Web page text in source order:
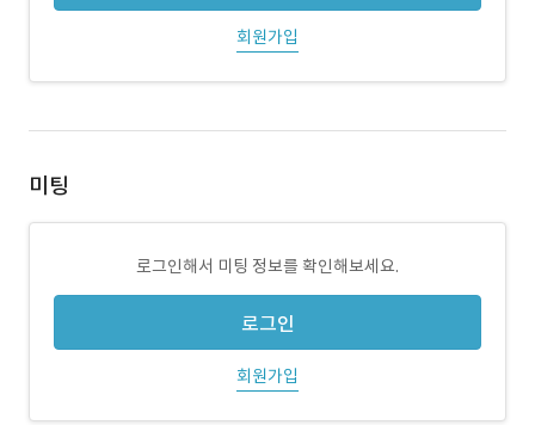
회원가입
미팅
로그인해서 미팅 정보를 확인해보세요.
로그인
회원가입